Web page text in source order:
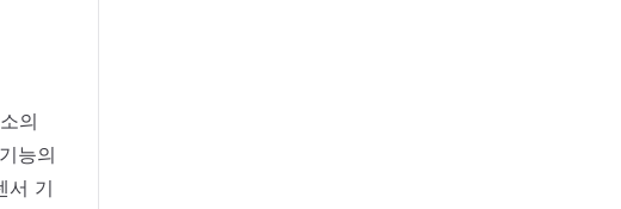
의
능의
서 기